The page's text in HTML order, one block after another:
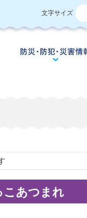
文字サイズ
こあつまれ